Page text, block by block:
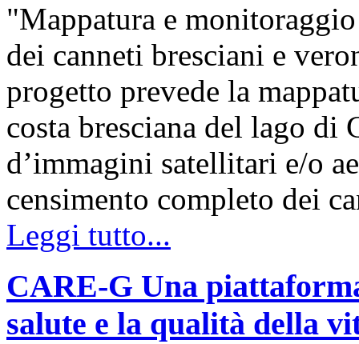
"Mappatura e
dei canneti bresciani e
progetto prevede la
costa bresciana del lago di
d’immagini satellitari e/o
censimento completo dei
Leggi tutto...
CARE-G Una
salute e la qualità della